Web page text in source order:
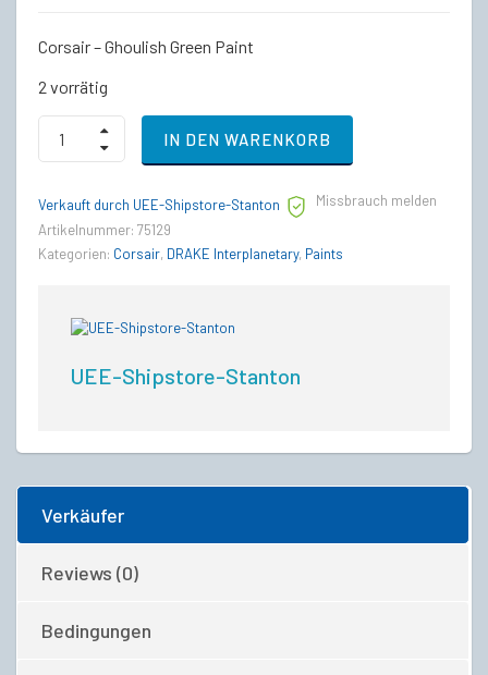
Corsair – Ghoulish Green Paint
2 vorrätig
Corsair
Ghoulish
Paint
quantity
IN DEN WARENKORB
Verkauft durch UEE-Shipstore-Stanton
Missbrauch melden
Artikelnummer: 75129
Kategorien: Corsair, DRAKE Interplanetary, Paints
UEE-Shipstore-Stanton
Verkäufer
Reviews (0)
Bedingungen